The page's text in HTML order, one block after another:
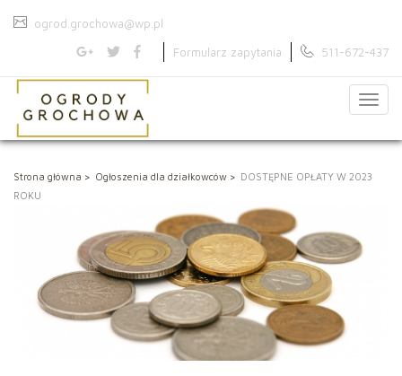
ogrod.grochowa@wp.pl
511-672-437
Formularz zapytania
Menu
Strona główna Ogłoszenia dla działkowców
DOSTĘPNE OPŁATY W 2023
ROKU